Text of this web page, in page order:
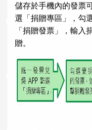
儲存於手機內的發票
選「捐贈專區」，勾
「捐贈發票」，輸入
贈。